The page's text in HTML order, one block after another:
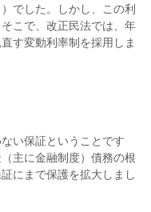
でした。しかし、この利
こで、改正民法では、年
す変動利率制を採用しま
い保証ということです
主に金融制度）債務の根
にまで保護を拡大しまし